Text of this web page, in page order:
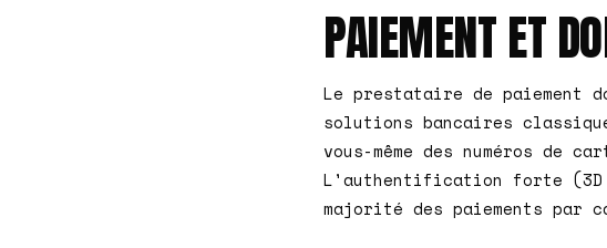
PAIEMENT ET
Le prestataire de paiement
solutions bancaires
vous-même des numéros
L'authentification forte (3D
majorité des paiements par